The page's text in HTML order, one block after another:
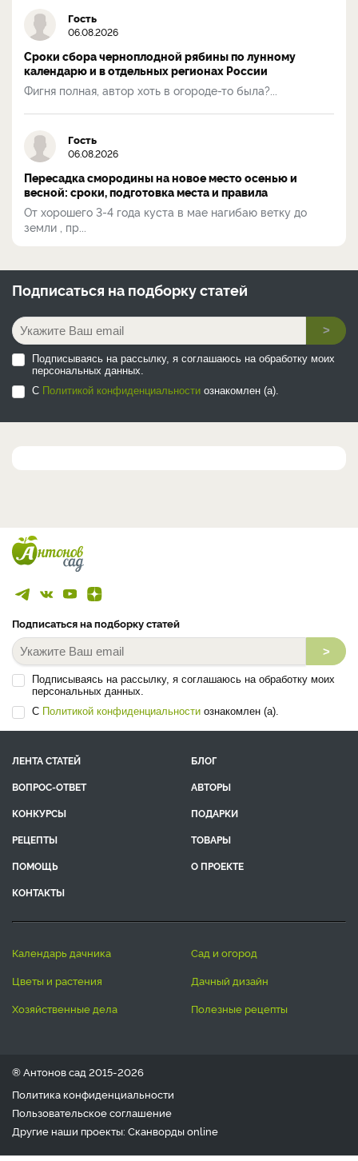
Гость
06.08.2026
Сроки сбора черноплодной рябины по лунному
календарю и в отдельных регионах России
Фигня полная, автор хоть в огороде-то была?...
Гость
06.08.2026
Пересадка смородины на новое место осенью и
весной: сроки, подготовка места и правила
От хорошего 3-4 года куста в мае нагибаю ветку до
земли , пр...
Подписаться на подборку статей
>
Подписываясь на рассылку, я соглашаюсь на обработку моих
персональных данных.
С Политикой конфиденциальности ознакомлен (а).
Подписаться на подборку статей
>
Подписываясь на рассылку, я соглашаюсь на обработку моих
персональных данных.
С Политикой конфиденциальности ознакомлен (а).
ЛЕНТА СТАТЕЙ
БЛОГ
ВОПРОС-ОТВЕТ
АВТОРЫ
КОНКУРСЫ
ПОДАРКИ
РЕЦЕПТЫ
ТОВАРЫ
ПОМОЩЬ
О ПРОЕКТЕ
КОНТАКТЫ
календарь дачника
сад и огород
цветы и растения
дачный дизайн
хозяйственные дела
полезные рецепты
® Антонов сад 2015-2026
Политика конфиденциальности
Пользовательское соглашение
Другие наши проекты: Сканвордыonline